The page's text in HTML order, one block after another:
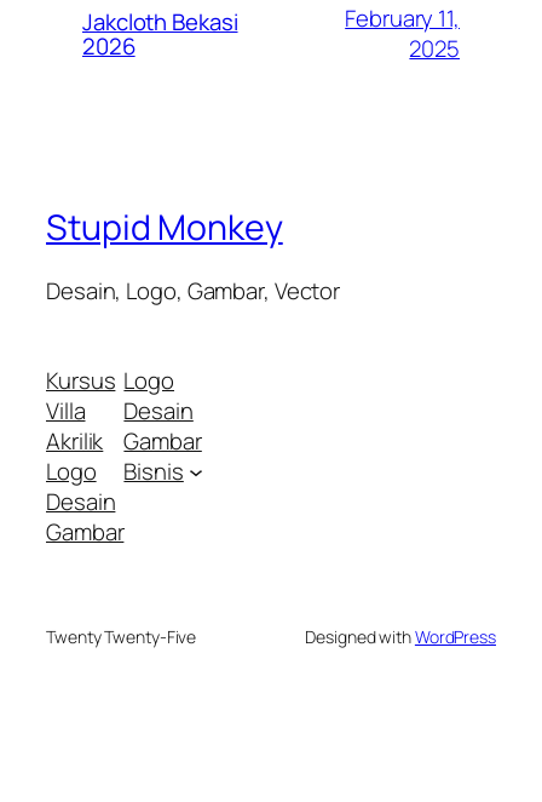
Jakcloth Bekasi
2026
February 11,
2025
Stupid Monkey
Desain, Logo, Gambar, Vector
Kursus
Villa
Akrilik
Logo
Desain
Gambar
Logo
Desain
Gambar
Bisnis
Twenty Twenty-Five Designed withWordPress